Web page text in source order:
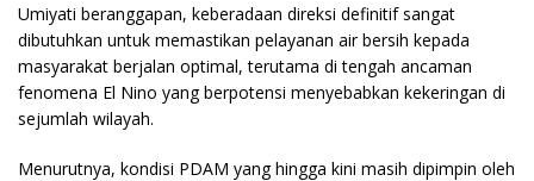
Umiyati beranggapan, keberadaan direksi definitif sangat
dibutuhkan untuk memastikan pelayanan air bersih kepada
masyarakat berjalan optimal, terutama di tengah ancaman
fenomena El Nino yang berpotensi menyebabkan kekeringan di
sejumlah wilayah.
Menurutnya, kondisi PDAM yang hingga kini masih dipimpin oleh